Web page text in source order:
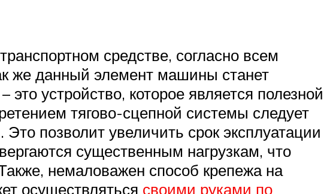
средстве, согласно всем
же данный элемент машины станет
устройство, которое является полезной
тягово-сцепной системы следует
позволит увеличить срок эксплуатации
существенным нагрузкам, что
немаловажен способ крепежа на
осуществляться своими руками по